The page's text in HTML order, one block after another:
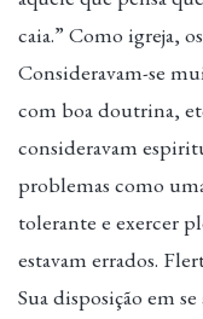
caia.” Como igreja,
Consideravam-se
com boa doutrina,
consideravam
problemas como
tolerante e exercer
estavam errados.
Sua disposição em